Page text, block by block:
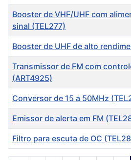
Artigos
Booster de VHF/UHF com
sinal (TEL277)
Booster de UHF de alto
Transmissor de FM com
(ART4925)
Conversor de 15 a 50MHz
Emissor de alerta em FM (
Filtro para escuta de OC (